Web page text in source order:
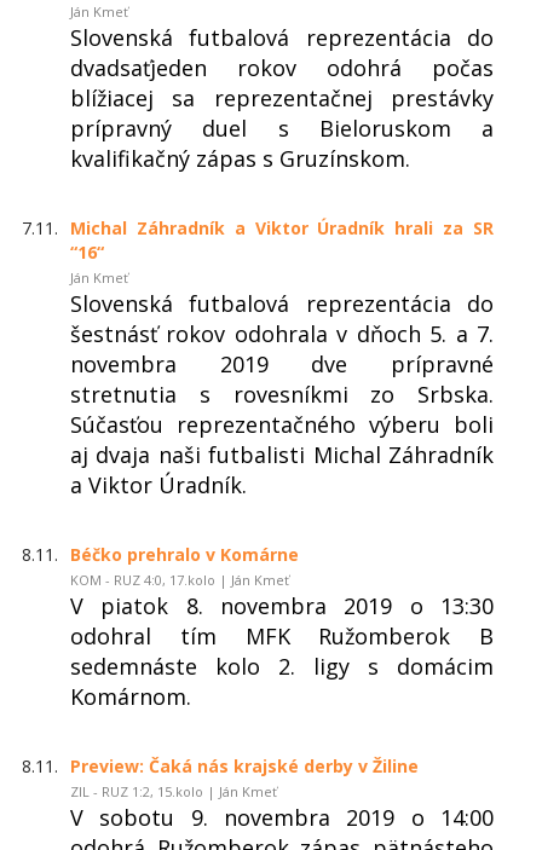
Ján Kmeť
Slovenská futbalová reprezentácia do
dvadsaťjeden rokov odohrá počas
blížiacej sa reprezentačnej prestávky
prípravný duel s Bieloruskom a
kvalifikačný zápas s Gruzínskom.
7.11.
Michal Záhradník a Viktor Úradník hrali za SR
“16“
Ján Kmeť
Slovenská futbalová reprezentácia do
šestnásť rokov odohrala v dňoch 5. a 7.
novembra 2019 dve prípravné
stretnutia s rovesníkmi zo Srbska.
Súčasťou reprezentačného výberu boli
aj dvaja naši futbalisti Michal Záhradník
a Viktor Úradník.
8.11. Béčko prehralo v Komárne
KOM - RUZ 4:0, 17.kolo | Ján Kmeť
V piatok 8. novembra 2019 o 13:30
odohral tím MFK Ružomberok B
sedemnáste kolo 2. ligy s domácim
Komárnom.
8.11. Preview: Čaká nás krajské derby v Žiline
ZIL - RUZ 1:2, 15.kolo | Ján Kmeť
V sobotu 9. novembra 2019 o 14:00